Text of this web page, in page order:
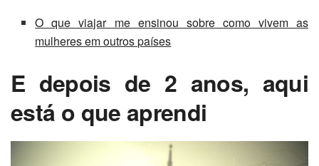
O que viajar me ensinou sobre como vivem as
mulheres em outros países
E depois de 2 anos, aqui
está o que aprendi